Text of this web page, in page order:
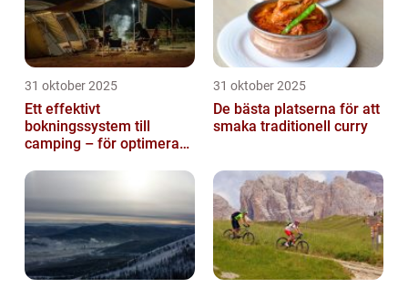
31 oktober 2025
Ett effektivt
bokningssystem till
camping – för optimerad
31 oktober 2025
De bästa platserna för att
smaka traditionell curry